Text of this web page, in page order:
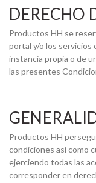
DERECHO
Productos HH se
portal y/o los servicios
instancia propia o de
las presentes
Productos HH
condiciones así como
ejerciendo todas las
corresponder en